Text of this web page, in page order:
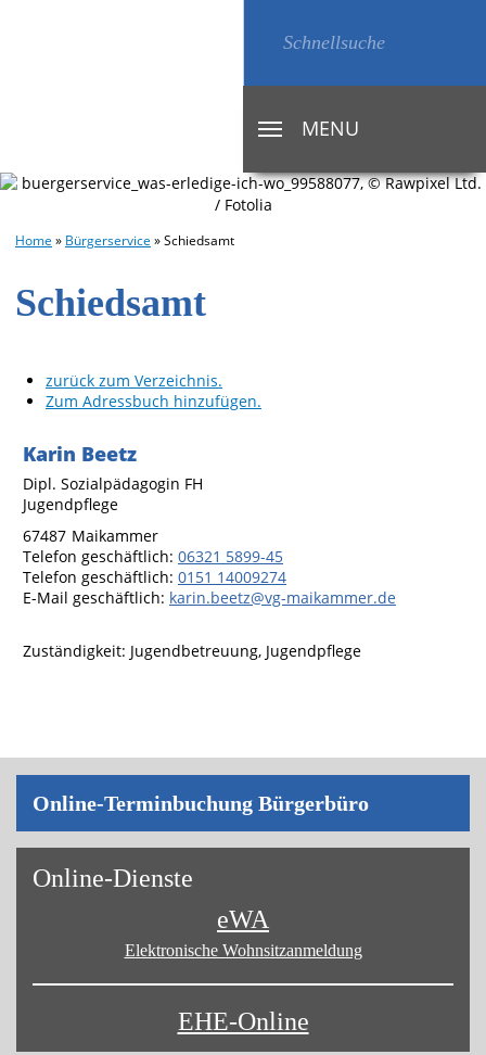
TOGGLE
NAVIGATION
MENU
On­line-Ter­min­bu­chung Bür­ger­bü­ro
On­line-Diens­te
eWA
Elektronische Wohnsitz­anmeldung
EHE-Online
Home » Bürgerservice »Schiedsamt
Schiedsamt
zurück zum Verzeichnis.
Zum Adressbuch hinzufügen.
Karin Beetz
Dipl. Sozialpädagogin FH
Jugendpflege
Maikammer
67487
Telefon geschäftlich: 06321 5899-45
Telefon geschäftlich: 0151 14009274
E-Mail geschäftlich: karin.beetz@vg-maikammer.de
Zuständigkeit: Jugendbetreuung, Jugendpflege